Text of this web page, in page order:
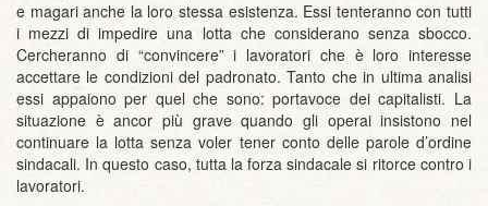
e magari anche la loro stessa esistenza. Essi tenteranno con tutti
i mezzi di impedire una lotta che considerano senza sbocco.
Cercheranno di “convincere” i lavoratori che è loro interesse
accettare le condizioni del padronato. Tanto che in ultima analisi
essi appaiono per quel che sono: portavoce dei capitalisti. La
situazione è ancor più grave quando gli operai insistono nel
continuare la lotta senza voler tener conto delle parole d’ordine
sindacali. In questo caso, tutta la forza sindacale si ritorce contro i
lavoratori.